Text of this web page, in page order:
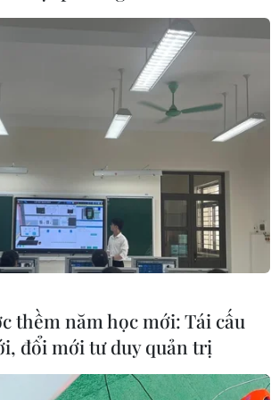
chiến lược
SpaceX va chạm Mặt
ngại về rác thải vũ
được bề mặt Mặt
từng có
da đầu hiếm gặp
thềm năm học mới: Tái cấu
đổi mới tư duy quản trị